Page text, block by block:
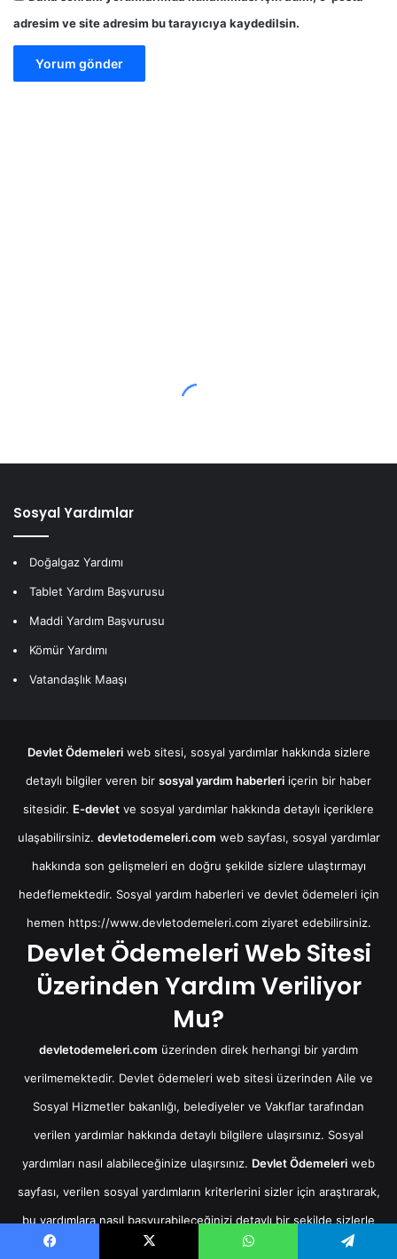
Sosyal Yardımlar
Doğalgaz Yardımı
Tablet Yardım Başvurusu
Maddi Yardım Başvurusu
Kömür Yardımı
Vatandaşlık Maaşı
Devlet Ödemeleriweb sitesi, sosyal yardımlar hakkında sizlere
detaylı bilgiler veren bir sosyal yardım haberleri içerin bir haber
sitesidir. E-devlet ve sosyal yardımlar hakkında detaylı içeriklere
ulaşabilirsiniz. devletodemeleri.com web sayfası, sosyal yardımlar
hakkında son gelişmeleri en doğru şekilde sizlere ulaştırmayı
hedeflemektedir. Sosyal yardım haberleri ve devlet ödemeleri için
hemen https://www.devletodemeleri.comziyaret edebilirsiniz.
Devlet Ödemeleri Web Sitesi
Üzerinden Yardım Veriliyor
Mu?
devletodemeleri.com üzerinden direk herhangi bir yardım
verilmemektedir. Devlet ödemeleri web sitesi üzerinden Aile ve
Sosyal Hizmetler bakanlığı, belediyeler ve Vakıflar tarafından
verilen yardımlar hakkında detaylı bilgilere ulaşırsınız. Sosyal
yardımları nasıl alabileceğinize ulaşırsınız. Devlet Ödemeleri web
sayfası, verilen sosyal yardımların kriterlerini sizler için araştırarak,
bu yardımlara nasıl başvurabileceğinizi detaylı bir şekilde sizlerle